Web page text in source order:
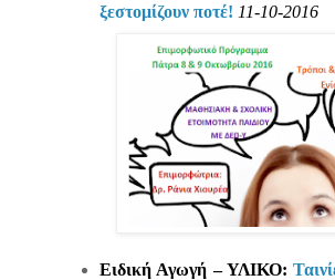
ξεστομίζουν ποτέ! 11-10-2016
Ειδική Αγωγή – ΥΛΙΚΟ: